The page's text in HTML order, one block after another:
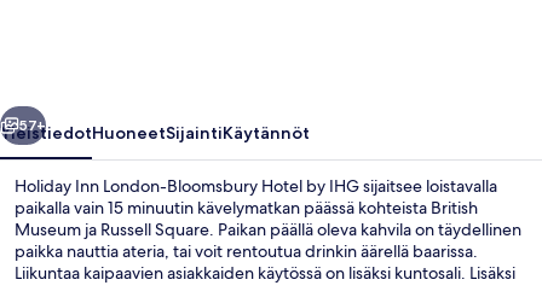
valokuvagalleria
Seuraava
57+
YleistiedotHuoneetSijaintiKäytännöt
Holiday Inn London-Bloomsbury Hotel by IHG sijaitsee loistavalla
paikalla vain 15 minuutin kävelymatkan päässä kohteista British
Museum ja Russell Square. Paikan päällä oleva kahvila on täydellinen
paikka nauttia ateria, tai voit rentoutua drinkin äärellä baarissa.
Liikuntaa kaipaavien asiakkaiden käytössä on lisäksi kuntosali. Lisäksi